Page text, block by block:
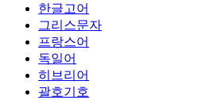
한글고어
그리스문자
프랑스어
독일어
히브리어
괄호기호